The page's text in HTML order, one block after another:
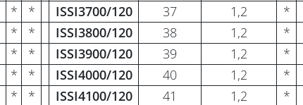
* * ISSI3700/120 37 1,2 *
* * ISSI3800/120 38 1,2 *
* * ISSI3900/120 39 1,2 *
* * ISSI4000/120 40 1,2 *
* * ISSI4100/120 41 1,2 *